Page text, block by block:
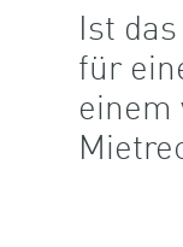
Ist
für